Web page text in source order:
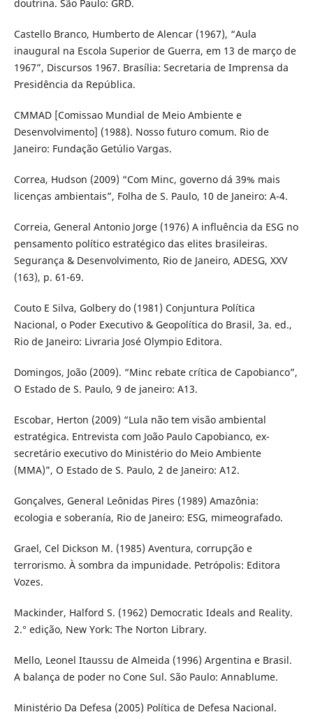
doutrina. São Paulo: GRD.
Castello Branco, Humberto de Alencar (1967), “Aula
inaugural na Escola Superior de Guerra, em 13 de março de
1967”, Discursos 1967. Brasília: Secretaria de Imprensa da
Presidência da República.
CMMAD [Comissao Mundial de Meio Ambiente e
Desenvolvimento] (1988). Nosso futuro comum. Rio de
Janeiro: Fundação Getúlio Vargas.
Correa, Hudson (2009) “Com Minc, governo dá 39% mais
licenças ambientais”, Folha de S. Paulo, 10 de Janeiro: A-4.
Correia, General Antonio Jorge (1976) A influência da ESG no
pensamento político estratégico das elites brasileiras.
Segurança & Desenvolvimento, Rio de Janeiro, ADESG, XXV
(163), p. 61-69.
Couto E Silva, Golbery do (1981) Conjuntura Política
Nacional, o Poder Executivo & Geopolítica do Brasil, 3a. ed.,
Rio de Janeiro: Livraria José Olympio Editora.
Domingos, João (2009). “Minc rebate crítica de Capobianco”,
O Estado de S. Paulo, 9 de janeiro: A13.
Escobar, Herton (2009) “Lula não tem visão ambiental
estratégica. Entrevista com João Paulo Capobianco, ex-
secretário executivo do Ministério do Meio Ambiente
(MMA)”, O Estado de S. Paulo, 2 de Janeiro: A12.
Gonçalves, General Leônidas Pires (1989) Amazônia:
ecologia e soberanía, Rio de Janeiro: ESG, mimeografado.
Grael, Cel Dickson M. (1985) Aventura, corrupção e
terrorismo. À sombra da impunidade. Petrópolis: Editora
Vozes.
Mackinder, Halford S. (1962) Democratic Ideals and Reality.
2.° edição, New York: The Norton Library.
Mello, Leonel Itaussu de Almeida (1996) Argentina e Brasil.
A balança de poder no Cone Sul. São Paulo: Annablume.
Ministério Da Defesa (2005) Política de Defesa Nacional.